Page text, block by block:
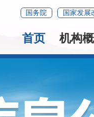
国务院 国家发展
首页 机构